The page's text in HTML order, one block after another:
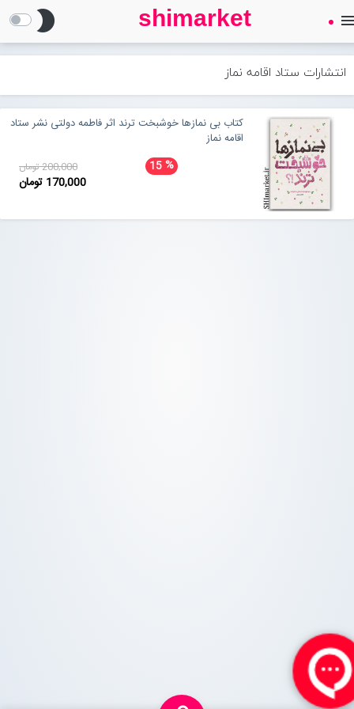
SHIMARKET
فروشگاه اینترنتی کتاب
درباره ما
بلاگ
Open submenu (محصولات)
محصولات
brightness_2 shimarket
انتشارات ستاد اقامه نماز
کتاب بی نمازها خوشبخت ترند اثر فاطمه دولتی نشر ستاد
اقامه نماز
15% 200,000 تومان
170,000 تومان